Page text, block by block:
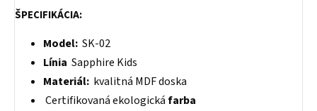
ŠPECIFIKÁCIA:
Model: SK-02
Línia Sapphire Kids
Materiál: kvalitná MDF doska
Certifikovaná ekologickáfarba